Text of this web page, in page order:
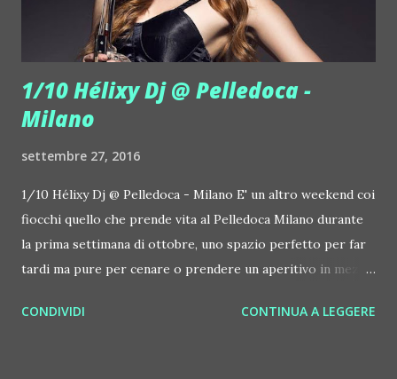
nei fashion club di tutta italiana...
1/10 Hélixy Dj @ Pelledoca -
Milano
settembre 27, 2016
1/10 Hélixy Dj @ Pelledoca - Milano E' un altro weekend coi
fiocchi quello che prende vita al Pelledoca Milano durante
la prima settimana di ottobre, uno spazio perfetto per far
tardi ma pure per cenare o prendere un aperitivo in mezzo
Parco Forlanini arriva infatti una guest di livello come
CONDIVIDI CONTINUA A LEGGERE